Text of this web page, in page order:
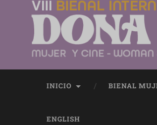
INICIO BIENAL
ENGLISH